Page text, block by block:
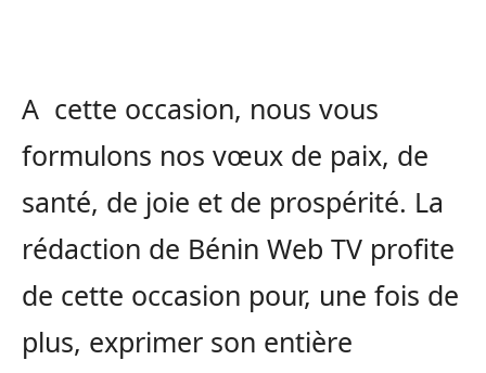
A cette occasion, nous vous
formulons nos vœux de paix, de
santé, de joie et de prospérité. La
rédaction de Bénin Web TV profite
de cette occasion pour, une fois de
plus, exprimer son entière